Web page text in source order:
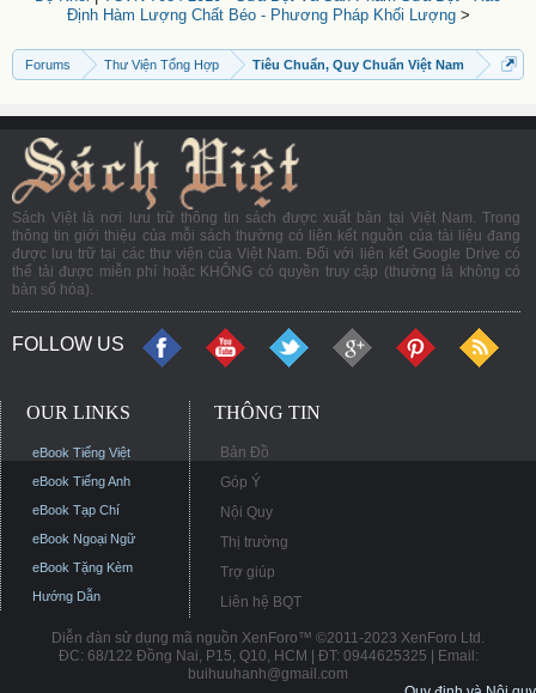
Định Hàm Lượng Chất Béo - Phương Pháp Khối Lượng>
Forums Thư Viện Tổng Hợp Tiêu Chuẩn, Quy Chuẩn Việt Nam
Sách Việt là nơi lưu trữ thông tin sách được xuất bản tại Việt Nam. Trong
thông tin giới thiệu của mỗi sách thường có liên kết nguồn của tài liệu đang
được lưu trữ tại các thư viện của Việt Nam. Đối với liên kết Google Drive có
thể tải được miễn phí hoặc KHÔNG có quyền truy cập (thường là không có
bản số hóa).
FOLLOW US
OUR LINKS
eBook Tiếng Việt
eBook Tiếng Anh
eBook Tạp Chí
eBook Ngoại Ngữ
eBook Tặng Kèm
Hướng Dẫn
THÔNG TIN
Bản Đồ
Góp Ý
Nội Quy
Thị trường
Trợ giúp
Liên hệ BQT
Diễn đàn sử dụng mã nguồn XenForo™ ©2011-2023 XenForo Ltd.
ĐC: 68/122 Đồng Nai, P15, Q10, HCM | ĐT: 0944625325 | Email:
buihuuhanh@gmail.com